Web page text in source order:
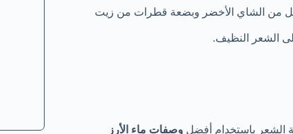
من الشاي الأخضر وبضعة قطرات من زيت
الشعر النظيف.
الشعر باستخدام أفضل وصفات ماء الأرز